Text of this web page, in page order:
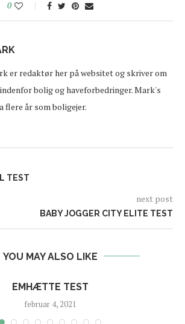
0
er redaktør her på websitet og skriver om
bolig og haveforbedringer. Mark's
flere år som boligejer.
TEST
next post
BABY JOGGER CITY ELITE TEST
YOU MAY ALSO LIKE
EMHÆTTE TEST
februar 4, 2021